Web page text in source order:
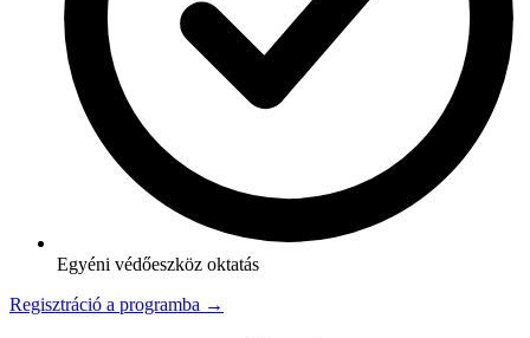
Egyéni védőeszköz oktatás
Regisztráció a programba →